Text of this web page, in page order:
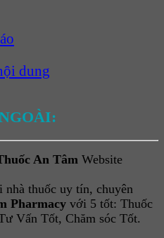
dung
An Tâm Website
nhà thuốc uy tín, chuyên
Pharmacy với 5 tốt: Thuốc
Vấn Tốt, Chăm sóc Tốt.